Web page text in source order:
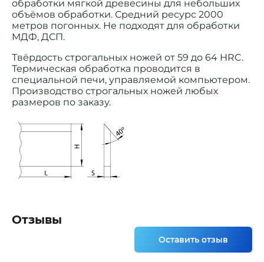
обработки мягкой древесины для небольших
объёмов обработки. Средний ресурс 2000
метров погонных. Не подходят для обработки
МДФ, ДСП.
Твёрдость строгальных ножей от 59 до 64 HRC.
Термическая обработка проводится в
специальной печи, управляемой компьютером.
Производство строгальных ножей любых
размеров по заказу.
Отзывы
Оставить отзыв